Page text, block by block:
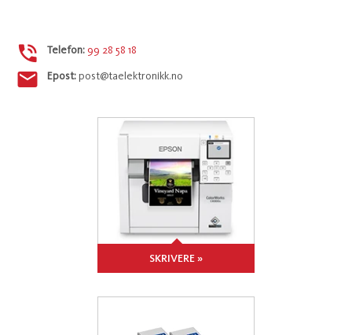
Telefon: 99 28 58 18
Epost:post@taelektronikk.no
SKRIVERE »